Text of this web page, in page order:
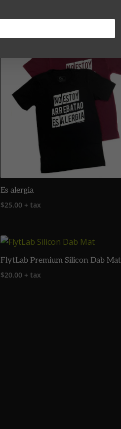
Es alergia
$25.00 + tax
FlytLab Premium Silicon Dab Mat
$20.00 + tax